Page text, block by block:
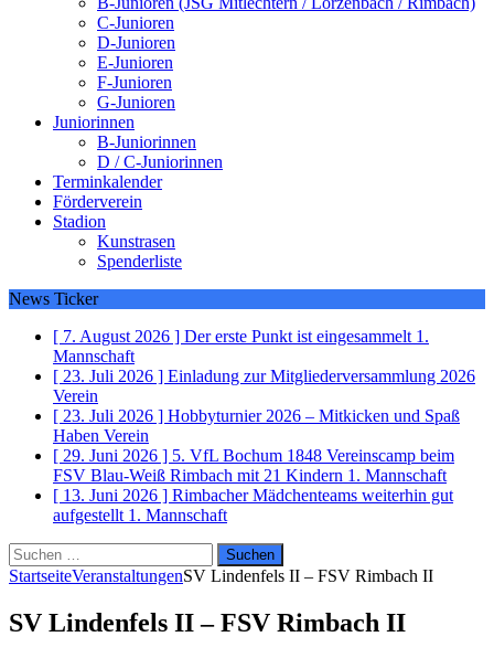
C-Junioren
D-Junioren
E-Junioren
F-Junioren
G-Junioren
Juniorinnen
B-Juniorinnen
D / C-Juniorinnen
Terminkalender
Förderverein
Stadion
Kunstrasen
Spenderliste
News Ticker
[ 7. August 2026 ] Der erste Punkt ist eingesammelt 1.
Mannschaft
[ 23. Juli 2026 ] Einladung zur Mitgliederversammlung 2026
Verein
[ 23. Juli 2026 ] Hobbyturnier 2026 – Mitkicken und Spaß
Haben Verein
[ 29. Juni 2026 ] 5. VfL Bochum 1848 Vereinscamp beim
FSV Blau-Weiß Rimbach mit 21 Kindern 1. Mannschaft
[ 13. Juni 2026 ] Rimbacher Mädchenteams weiterhin gut
aufgestellt 1. Mannschaft
Suchen
nach:
StartseiteVeranstaltungenSV Lindenfels II – FSV Rimbach II
SV Lindenfels II – FSV Rimbach II